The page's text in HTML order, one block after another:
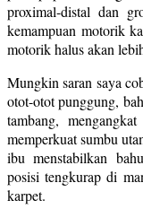
proximal-distal dan
kemampuan motorik
motorik halus akan
Mungkin saran saya
otot-otot punggung,
tambang,
memperkuat sumbu
ibu menstabilkan
posisi tengkurap di
karpet.